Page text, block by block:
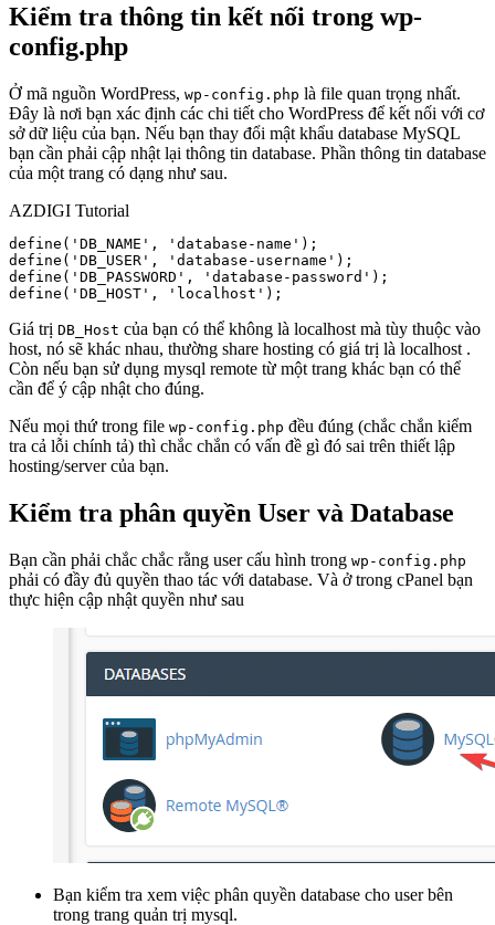
Kiểm tra thông tin kết nối trong wp-
config.php
Ở mã nguồn WordPress, wp-config.php là file quan trọng nhất.
Đây là nơi bạn xác định các chi tiết cho WordPress để kết nối với cơ
sở dữ liệu của bạn. Nếu bạn thay đổi mật khẩu database MySQL
bạn cần phải cập nhật lại thông tin database. Phần thông tin database
của một trang có dạng như sau.
AZDIGI Tutorial
define('DB_NAME', 'database-name');
define('DB_USER', 'database-username');
define('DB_PASSWORD', 'database-password');
define('DB_HOST', 'localhost');
Giá trị DB_Host của bạn có thể không là localhost mà tùy thuộc vào
host, nó sẽ khác nhau, thường share hosting có giá trị là localhost .
Còn nếu bạn sử dụng mysql remote từ một trang khác bạn có thể
cần để ý cập nhật cho đúng.
Nếu mọi thứ trong file wp-config.php đều đúng (chắc chắn kiểm
tra cả lỗi chính tả) thì chắc chắn có vấn đề gì đó sai trên thiết lập
hosting/server của bạn.
Kiểm tra phân quyền User và Database
Bạn cần phải chắc chắc rằng user cấu hình trong wp-config.php
phải có đầy đủ quyền thao tác với database. Và ở trong cPanel bạn
thực hiện cập nhật quyền như sau
Bạn kiểm tra xem việc phân quyền database cho user bên
trong trang quản trị mysql.